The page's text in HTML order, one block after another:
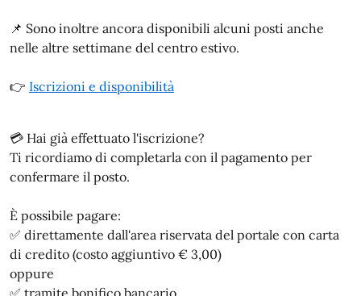
📌 Sono inoltre ancora disponibili alcuni posti anche
nelle altre settimane del centro estivo.
👉 Iscrizioni e disponibilità
💳 Hai già effettuato l'iscrizione?
Ti ricordiamo di completarla con il pagamento per
confermare il posto.
È possibile pagare:
✅ direttamente dall'area riservata del portale con carta
di credito (costo aggiuntivo € 3,00)
oppure
✅ tramite bonifico bancario